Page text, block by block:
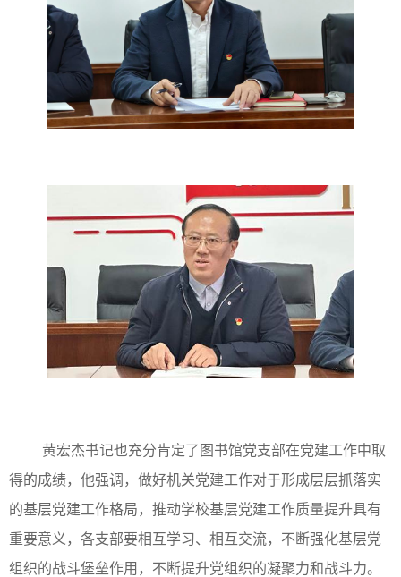
黄宏杰书记也充分肯定了图书馆党支部在党建工作中取
得的成绩，他强调，做好机关党建工作对于形成层层抓落实
的基层党建工作格局，推动学校基层党建工作质量提升具有
重要意义，各支部要相互学习、相互交流，不断强化基层党
组织的战斗堡垒作用，不断提升党组织的凝聚力和战斗力。